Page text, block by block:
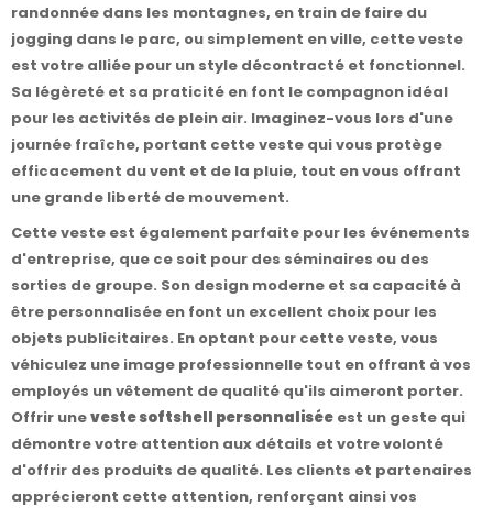
randonnée dans les montagnes, en train de faire du
jogging dans le parc, ou simplement en ville, cette veste
est votre alliée pour un style décontracté et fonctionnel.
Sa légèreté et sa praticité en font le compagnon idéal
pour les activités de plein air. Imaginez-vous lors d'une
journée fraîche, portant cette veste qui vous protège
efficacement du vent et de la pluie, tout en vous offrant
une grande liberté de mouvement.
Cette veste est également parfaite pour les événements
d'entreprise, que ce soit pour des séminaires ou des
sorties de groupe. Son design moderne et sa capacité à
être personnalisée en font un excellent choix pour les
objets publicitaires. En optant pour cette veste, vous
véhiculez une image professionnelle tout en offrant à vos
employés un vêtement de qualité qu'ils aimeront porter.
Offrir uneveste softshell personnalisée est un geste qui
démontre votre attention aux détails et votre volonté
d'offrir des produits de qualité. Les clients et partenaires
apprécieront cette attention, renforçant ainsi vos